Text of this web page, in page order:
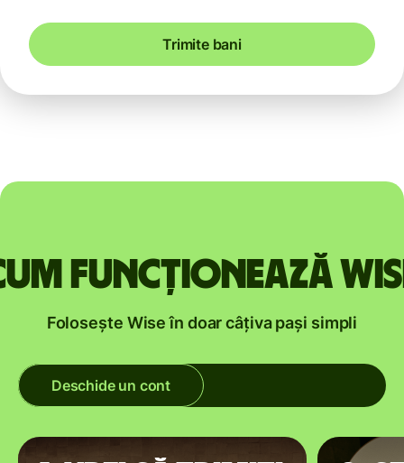
Trimite bani
funcționează
Folosește Wise în doar câțiva pași simpli
Deschide un cont